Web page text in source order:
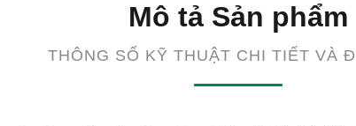
Mô tả Sản phẩm
THÔNG SỐ KỸ THUẬT CHI TIẾT VÀ